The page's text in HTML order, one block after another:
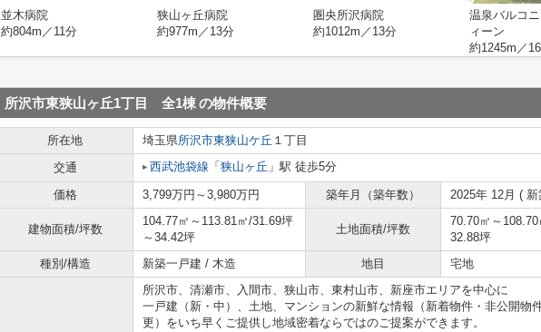
並木病院
約804m／11分
狭山ヶ丘病院
約977m／13分
圏央所沢病院
約1012m／13分
温泉バルコ
ィーン
約1245m／
所沢市東狭山ヶ丘1丁目 全1棟の物件概要
所在地 埼玉県所沢市東狭山ケ丘 １丁目
交通
西武池袋線 「 狭山ヶ丘 」駅 徒歩5分
価格 3,799万円～3,980万円 築年月（築年数） 2025年 12月 ( 新
建物面積/坪数
104.77㎡～113.81㎡/31.69坪
～34.42坪
土地面積/坪数
70.70㎡～108.70
32.88坪
種別/構造
新築一戸建 / 木造 地目 宅地
所沢市、清瀬市、入間市、狭山市、東村山市、新座市エリアを中心に
一戸建（新・中）、土地、マンションの新鮮な情報（新着物件・非公開物
更）をいち早くご提供し地域密着ならではのご提案ができます。